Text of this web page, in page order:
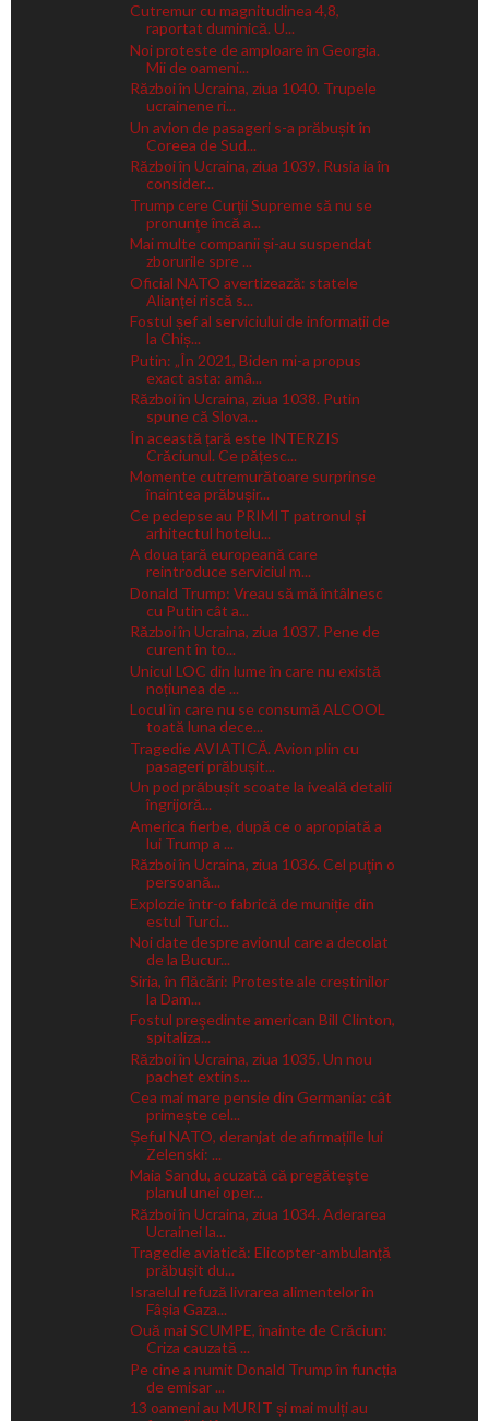
Cutremur cu magnitudinea 4,8,
raportat duminică. U...
Noi proteste de amploare în Georgia.
Mii de oameni...
Război în Ucraina, ziua 1040. Trupele
ucrainene ri...
Un avion de pasageri s-a prăbușit în
Coreea de Sud...
Război în Ucraina, ziua 1039. Rusia ia în
consider...
Trump cere Curţii Supreme să nu se
pronunţe încă a...
Mai multe companii și-au suspendat
zborurile spre ...
Oficial NATO avertizează: statele
Alianței riscă s...
Fostul șef al serviciului de informații de
la Chiș...
Putin: „În 2021, Biden mi-a propus
exact asta: amâ...
Război în Ucraina, ziua 1038. Putin
spune că Slova...
În această țară este INTERZIS
Crăciunul. Ce pățesc...
Momente cutremurătoare surprinse
înaintea prăbușir...
Ce pedepse au PRIMIT patronul și
arhitectul hotelu...
A doua țară europeană care
reintroduce serviciul m...
Donald Trump: Vreau să mă întâlnesc
cu Putin cât a...
Război în Ucraina, ziua 1037. Pene de
curent în to...
Unicul LOC din lume în care nu există
noțiunea de ...
Locul în care nu se consumă ALCOOL
toată luna dece...
Tragedie AVIATICĂ. Avion plin cu
pasageri prăbușit...
Un pod prăbușit scoate la iveală detalii
îngrijoră...
America fierbe, după ce o apropiată a
lui Trump a ...
Război în Ucraina, ziua 1036. Cel puţin o
persoană...
Explozie într-o fabrică de muniție din
estul Turci...
Noi date despre avionul care a decolat
de la Bucur...
Siria, în flăcări: Proteste ale creștinilor
la Dam...
Fostul preşedinte american Bill Clinton,
spitaliza...
Război în Ucraina, ziua 1035. Un nou
pachet extins...
Cea mai mare pensie din Germania: cât
primește cel...
Șeful NATO, deranjat de afirmațiile lui
Zelenski: ...
Maia Sandu, acuzată că pregăteşte
planul unei oper...
Război în Ucraina, ziua 1034. Aderarea
Ucrainei la...
Tragedie aviatică: Elicopter-ambulanță
prăbușit du...
Israelul refuză livrarea alimentelor în
Fâșia Gaza...
Ouă mai SCUMPE, înainte de Crăciun:
Criza cauzată ...
Pe cine a numit Donald Trump în funcția
de emisar ...
13 oameni au MURIT și mai mulți au